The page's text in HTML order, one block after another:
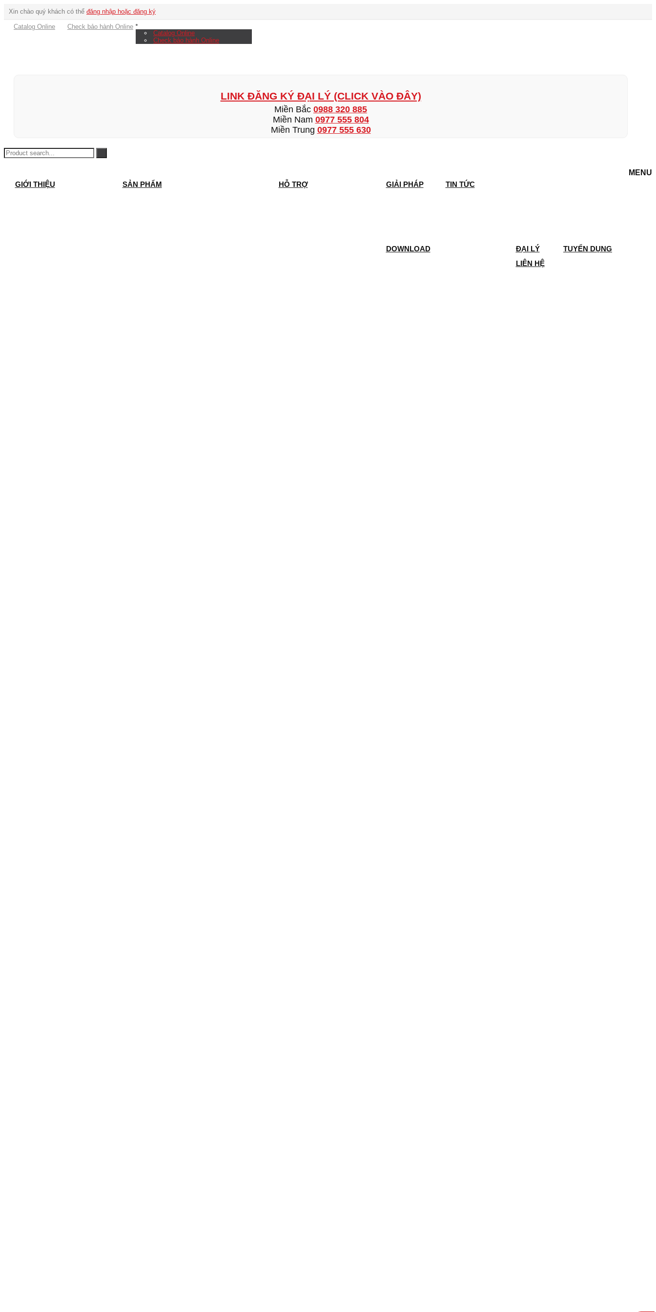
Xin chào quý khách có thể đăng nhập hoặc đăng ký
Catalog Online
Check bảo hành Online
Catalog Online
Check bảo hành Online
LINK ĐĂNG KÝ ĐẠI LÝ (CLICK VÀO ĐÂY)
Miền Bắc 0988 320 885
Miền Nam 0977 555 804
Miền Trung 0977 555 630
MENU
GIỚI THIỆU
SẢN PHẨM HỖ TRỢ GIẢI PHÁP TIN TỨC
DOWNLOAD ĐẠI LÝ
TUYỂN DỤNG
LIÊN HỆ